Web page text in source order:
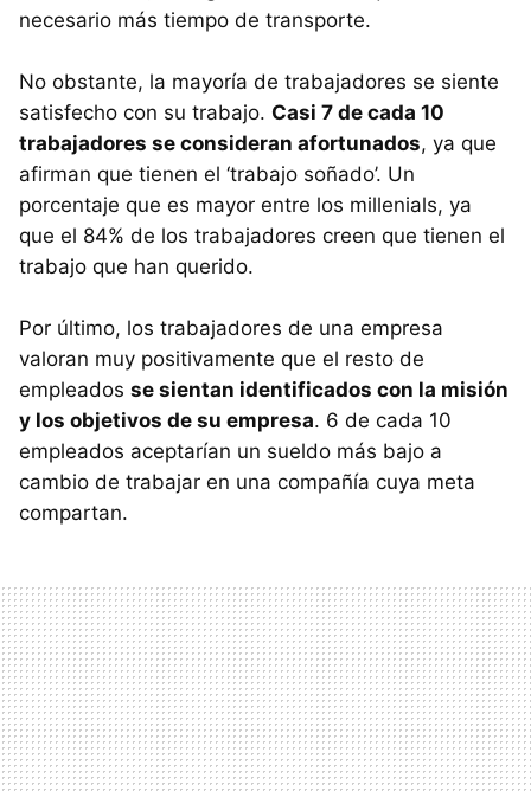
necesario más tiempo de transporte.
No obstante, la mayoría de trabajadores se siente
satisfecho con su trabajo. Casi 7 de cada 10
trabajadores se consideran afortunados, ya que
afirman que tienen el ‘trabajo soñado’. Un
porcentaje que es mayor entre los millenials, ya
que el 84% de los trabajadores creen que tienen el
trabajo que han querido.
Por último, los trabajadores de una empresa
valoran muy positivamente que el resto de
empleados se sientan identificados con la misión
y los objetivos de su empresa. 6 de cada 10
empleados aceptarían un sueldo más bajo a
cambio de trabajar en una compañía cuya meta
compartan.